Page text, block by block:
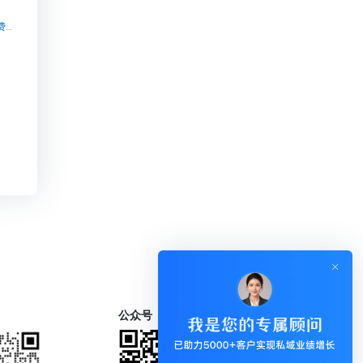
唐山 知识付费源码一分钟搭建你的专属知识店铺【唐山 知识付费源码一分钟搭建你的专属知识店铺知识付费系统系统怎么制作，知识付费系统搭建使用教程】
公众号